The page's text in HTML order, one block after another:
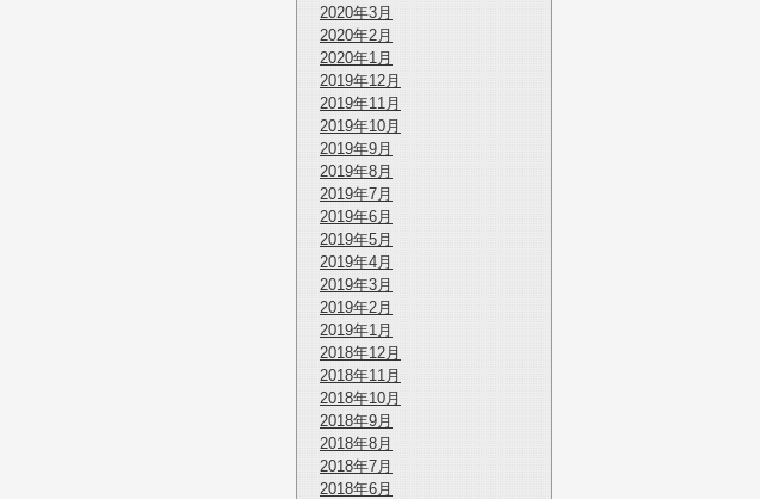
2020年3月
2020年2月
2020年1月
2019年12月
2019年11月
2019年10月
2019年9月
2019年8月
2019年7月
2019年6月
2019年5月
2019年4月
2019年3月
2019年2月
2019年1月
2018年12月
2018年11月
2018年10月
2018年9月
2018年8月
2018年7月
2018年6月